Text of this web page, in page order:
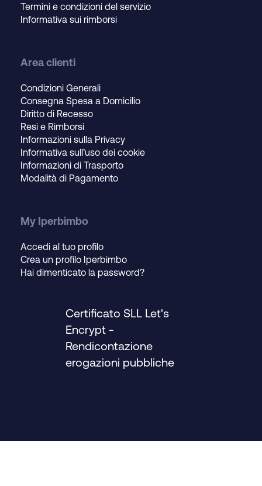
Termini e condizioni del servizio
Informativa sui rimborsi
Area clienti
Condizioni Generali
Consegna Spesa a Domicilio
Diritto di Recesso
Resi e Rimborsi
Informazioni sulla Privacy
Informativa sull’uso dei cookie
Informazioni di Trasporto
Modalità di Pagamento
My Iperbimbo
Accedi al tuo profilo
Crea un profilo Iperbimbo
Hai dimenticato la password?
Certificato SLL Let's
Encrypt -
Rendicontazione
erogazioni pubbliche